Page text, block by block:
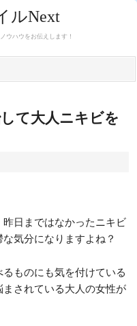
ルNext
ウハウをお伝えします！
て大人ニキビを
昨日まではなかったニキビ
気分になりますよね？
ものにも気を付けている
されている大人の女性が